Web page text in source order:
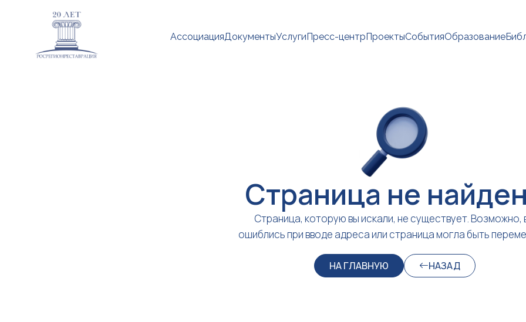
АссоциацияДокументыУслугиПресс-центрПроектыСобытияОбразование
Страница не
Страница, которую вы искали, не существует. Возможно,
ошиблись при вводе адреса или страница могла быть
НА ГЛАВНУЮ НАЗАД